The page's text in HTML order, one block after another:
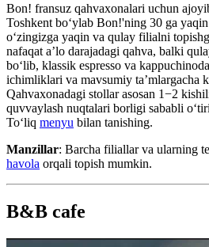
Bon! fransuz qahvaxonalari uchun
Toshkent boʻylab Bon!'ning 30 ga
oʻzingizga yaqin va qulay filialni
nafaqat a’lo darajadagi qahva, balki
boʻlib, klassik espresso va
ichimliklari va mavsumiy ta’mlargacha
Qahvaxonadagi stollar asosan 1−2
quvvaylash nuqtalari borligi sababli
Toʻliq menyu bilan tanishing.
Manzillar: Barcha filiallar va ularning
havola orqali topish mumkin.
B&B cafe